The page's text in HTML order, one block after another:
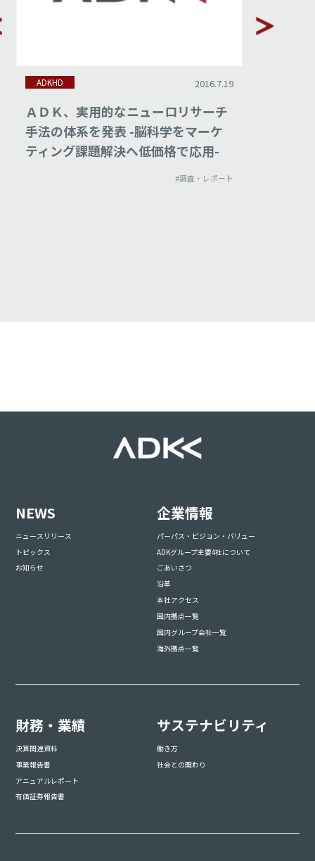
ADKHD 2016.7.19
ＡＤＫ、実用的なニューロリサーチ
手法の体系を発表 -脳科学をマーケ
ティング課題解決へ低価格で応用-
#調査・レポート
NEWS
ニュースリリース
トピックス
お知らせ
企業情報
パーパス・ビジョン・バリュー
ADKグループ主要4社について
ごあいさつ
沿革
本社アクセス
国内拠点一覧
国内グループ会社一覧
海外拠点一覧
財務・業績
決算関連資料
事業報告書
アニュアルレポート
有価証券報告書
サステナビリティ
働き方
社会との関わり